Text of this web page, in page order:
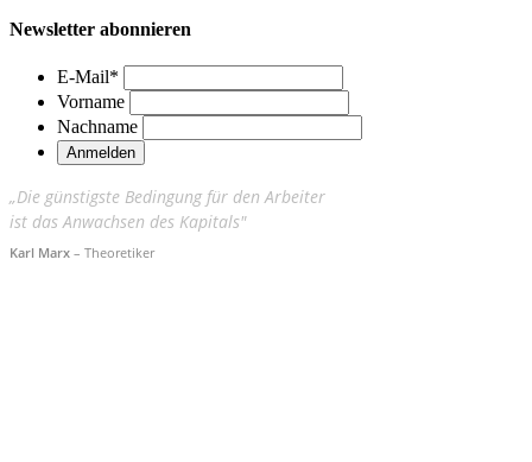
Newsletter abonnieren
E-Mail*
Vorname
Nachname
„Die günstigste Bedingung für den Arbeiter
ist das Anwachsen des Kapitals"
Karl Marx – Theoretiker